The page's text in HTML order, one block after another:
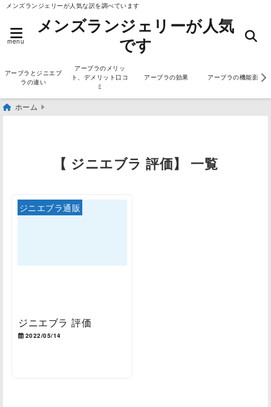
メンズランジェリーが人気な訳を調べています
menu
メンズランジェリーが人気
です
アーブラとジニエブ
ラの違い
アーブラのメリッ
ト、デメリット口コ
ミ
アーブラの効果 アーブラの機能面
ホーム
【 ジニエブラ 評価】 一覧
ジニエブラ通販
ジニエブラ 評価
2022/05/14